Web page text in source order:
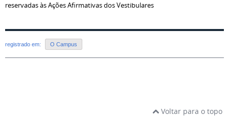
reservadas às Ações Afirmativas dos Vestibulares
registrado em: O Campus
Voltar para o topo